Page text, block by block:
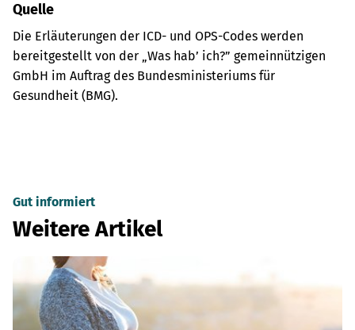
Quelle
Die Erläuterungen der ICD- und OPS-Codes werden
bereitgestellt von der „Was hab’ ich?” gemeinnützigen
GmbH im Auftrag des Bundesministeriums für
Gesundheit (BMG).
Gut informiert
Weitere Artikel